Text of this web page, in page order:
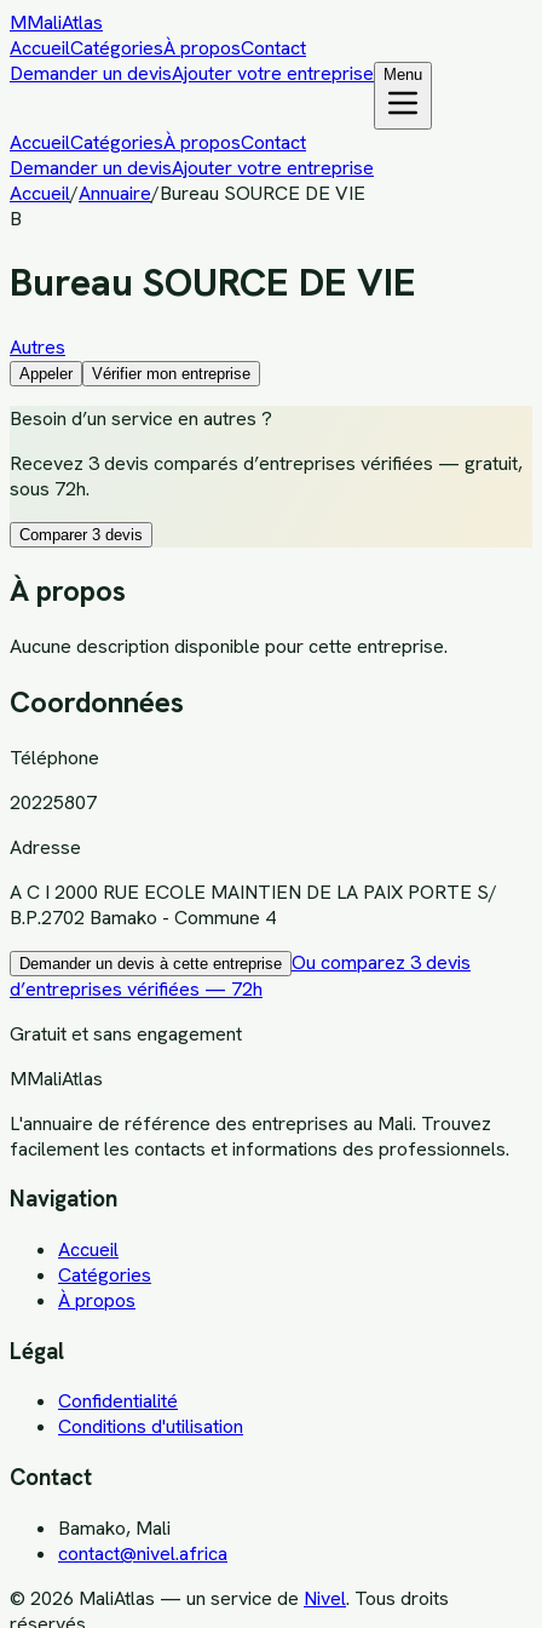
MMaliAtlas
AccueilCatégoriesÀ proposContact
Demander un devisAjouter votre entreprise Menu
AccueilCatégoriesÀ proposContact
Demander un devisAjouter votre entreprise
Accueil/Annuaire/Bureau SOURCE DE VIE
B
Bureau SOURCE DE VIE
Autres
Appeler Vérifier mon entreprise
Besoin d’un service en autres ?
Recevez 3 devis comparés d’entreprises vérifiées — gratuit,
sous 72h.
Comparer 3 devis
À propos
Aucune description disponible pour cette entreprise.
Coordonnées
Téléphone
20225807
Adresse
A C I 2000 RUE ECOLE MAINTIEN DE LA PAIX PORTE S/
B.P.2702 Bamako - Commune 4
Demander un devis à cette entreprise Ou comparez 3 devis
d’entreprises vérifiées — 72h
Gratuit et sans engagement
MMaliAtlas
L'annuaire de référence des entreprises au Mali. Trouvez
facilement les contacts et informations des professionnels.
Navigation
Accueil
Catégories
À propos
Légal
Confidentialité
Conditions d'utilisation
Contact
Bamako, Mali
contact@nivel.africa
© 2026 MaliAtlas — un service de Nivel. Tous droits